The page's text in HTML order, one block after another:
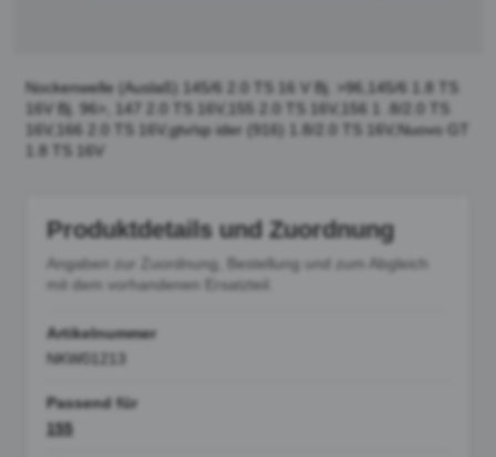
Nockenwelle (Auslaß) 145/6 2.0 TS 16 V Bj. >96,145/6 1.8 TS
16V Bj. 96>, 147 2.0 TS 16V,155 2.0 TS 16V,156 1 .8/2.0 TS
16V,166 2.0 TS 16V,gtv/sp ider (916) 1.8/2.0 TS 16V,Nuovo GT
1.8 TS 16V
Produktdetails und Zuordnung
Angaben zur Zuordnung, Bestellung und zum Abgleich
mit dem vorhandenen Ersatzteil.
Artikelnummer
NKW01213
Passend für
155